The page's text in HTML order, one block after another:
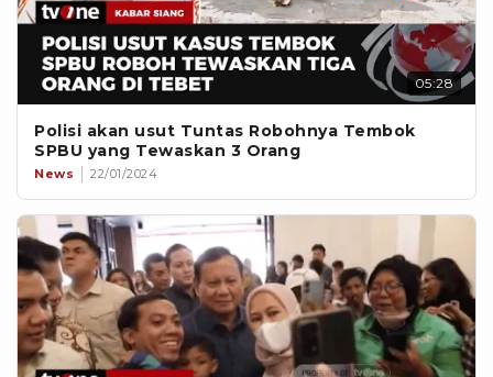
05:28
Polisi akan usut Tuntas Robohnya Tembok
SPBU yang Tewaskan 3 Orang
News 22/01/2024